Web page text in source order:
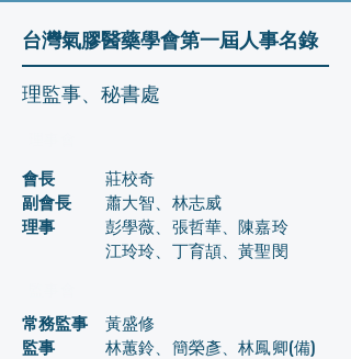
台灣氣膠醫藥學會第一屆人事名錄
理監事、秘書處
會長
副會長
理事
常務監事
監事
莊校奇
蕭大智、林志威
彭學薇、張哲華、陳嘉玲
江玲玲、丁育頡、黃聖閔
黃盛修
林蕙鈴、簡榮彥、林鳳卿(備)